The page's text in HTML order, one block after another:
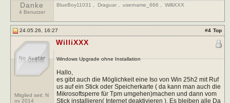
Danke
4 Benutzer
BlueBoy11031 Draguar username_666 WilliXXX
24.05.26, 16:27 #4 Top
Mitglied seit: N
ov 2014
WilliXXX
Windows Upgrade ohne Installation
Hallo,
es gibt auch die Möglichkeit eine Iso von Win 25h2 mit Ruf
us auf ein Stick oder Speicherkarte ( da kann man auch die
Mikrosoftsperre für Tpm umgehen)machen und dann vom
Stick installieren( Internet deaktivieren ). Es bleiben alle Da